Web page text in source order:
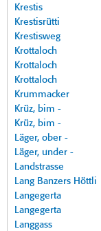
Krestis
Krestisrütti
Krestisweg
Krottaloch
Krottaloch
Krottaloch
Krummacker
Krüz, bim -
Krüz, bim -
Läger, ober -
Läger, under -
Landstrasse
Lang Banzers Höttli
Langegerta
Langegerta
Langgass